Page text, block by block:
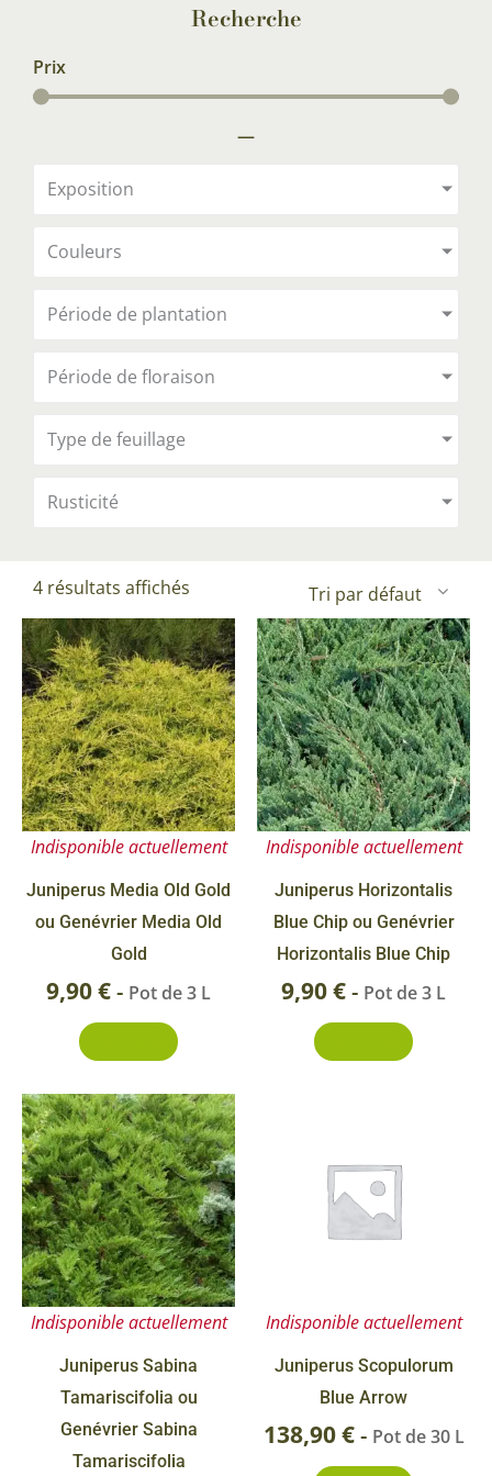
Recherche
Prix
—
Exposition
Couleurs
Période de plantation
Période de floraison
Type de feuillage
Rusticité
4 résultats affichés
Indisponible actuellement
Juniperus Media Old Gold
ou Genévrier Media Old
Gold
9,90€- Pot de 3 L
Indisponible actuellement
Juniperus Horizontalis
Blue Chip ou Genévrier
Horizontalis Blue Chip
9,90€- Pot de 3 L
Indisponible actuellement
Juniperus Sabina
Tamariscifolia ou
Genévrier Sabina
Tamariscifolia
Indisponible actuellement
Juniperus Scopulorum
Blue Arrow
138,90€- Pot de 30 L